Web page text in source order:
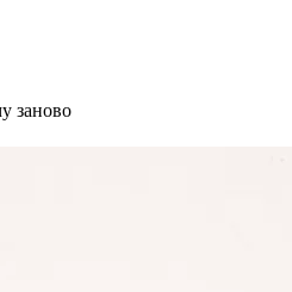
заново